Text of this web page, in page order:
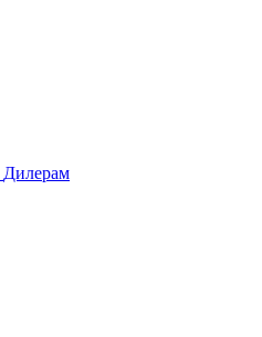
Дилерам